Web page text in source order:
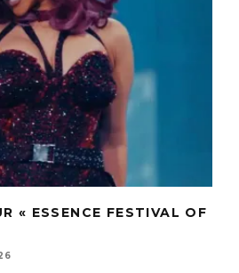
« ESSENCE FESTIVAL OF